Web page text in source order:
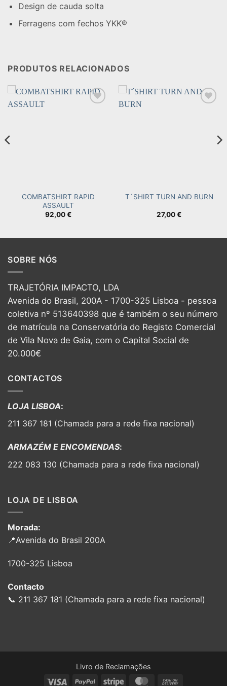
Design de cauda solta
Ferragens com fechos YKK®
PRODUTOS RELACIONADOS
COMBATSHIRT RAPID
ASSAULT
92,00€
T´SHIRT TURN AND BURN
27,00€
SOBRE NÓS
TRAJETÓRIA IMPACTO, LDA
Avenida do Brasil, 200A - 1700-325 Lisboa - pessoa
coletiva nº 513640398 que é também o seu número
de matrícula na Conservatória do Registo Comercial
de Vila Nova de Gaia, com o Capital Social de
20.000€
CONTACTOS
LOJA LISBOA:
211 367 181 (Chamada para a rede fixa nacional)
ARMAZÉM E ENCOMENDAS:
222 083 130 (Chamada para a rede fixa nacional)
LOJA DE LISBOA
Morada:
📍Avenida do Brasil 200A
1700-325 Lisboa
Contacto
📞 211 367 181 (Chamada para a rede fixa nacional)
Livro de Reclamações
Visa
PayPal Stripe MasterCard